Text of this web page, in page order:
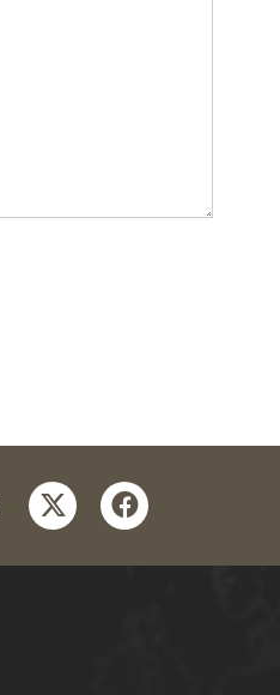
twitterfacebook